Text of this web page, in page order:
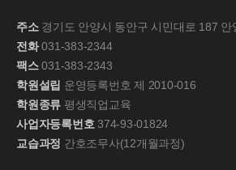
주소경기도 안양시 동안구 시민대로 187 안
전화031-383-2344
팩스031-383-2343
학원설립 운영등록번호 제 2010-016
학원종류 평생직업교육
사업자등록번호 374-93-01824
교습과정 간호조무사(12개월과정)